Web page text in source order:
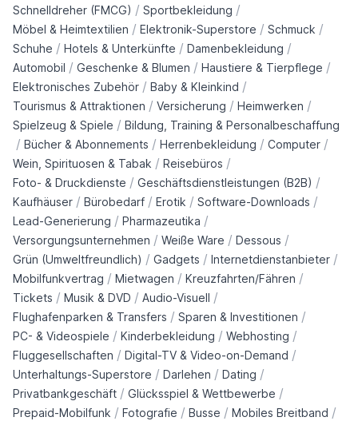
Schnelldreher (FMCG) / Sportbekleidung /
Möbel & Heimtextilien / Elektronik-Superstore / Schmuck /
Schuhe / Hotels & Unterkünfte / Damenbekleidung /
Automobil / Geschenke & Blumen / Haustiere & Tierpflege /
Elektronisches Zubehör / Baby & Kleinkind /
Tourismus & Attraktionen / Versicherung / Heimwerken /
Spielzeug & Spiele / Bildung, Training & Personalbeschaffung
/ Bücher & Abonnements / Herrenbekleidung / Computer /
Wein, Spirituosen & Tabak / Reisebüros /
Foto- & Druckdienste / Geschäftsdienstleistungen (B2B) /
Kaufhäuser / Bürobedarf / Erotik / Software-Downloads /
Lead-Generierung / Pharmazeutika /
Versorgungsunternehmen / Weiße Ware / Dessous /
Grün (Umweltfreundlich) / Gadgets / Internetdienstanbieter /
Mobilfunkvertrag / Mietwagen / Kreuzfahrten/Fähren /
Tickets / Musik & DVD / Audio-Visuell /
Flughafenparken & Transfers / Sparen & Investitionen /
PC- & Videospiele / Kinderbekleidung / Webhosting /
Fluggesellschaften / Digital-TV & Video-on-Demand /
Unterhaltungs-Superstore / Darlehen / Dating /
Privatbankgeschäft / Glücksspiel & Wettbewerbe /
Prepaid-Mobilfunk / Fotografie / Busse / Mobiles Breitband /